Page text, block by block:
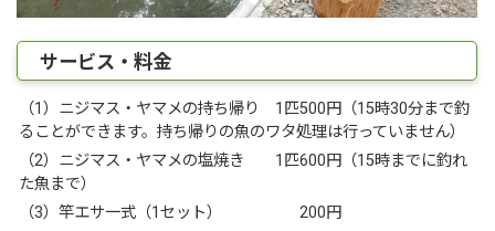
サービス・料金
（1）ニジマス・ヤマメの持ち帰り 1匹500円（15時30分まで釣
ることができます。持ち帰りの魚のワタ処理は行っていません）
（2）ニジマス・ヤマメの塩焼き 1匹600円（15時までに釣れ
た魚まで）
（3）竿エサ一式（1セット） 200円